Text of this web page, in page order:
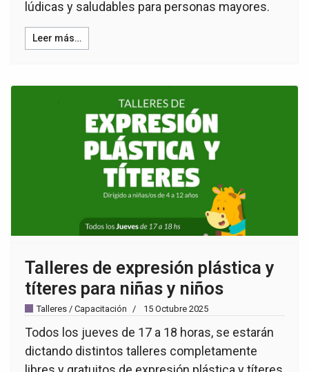
lúdicas y saludables para personas mayores.
Leer más…
Talleres de expresión plástica y
títeres para niñas y niños
Talleres / Capacitación 15 Octubre 2025
Todos los jueves de 17 a 18 horas, se estarán
dictando distintos talleres completamente